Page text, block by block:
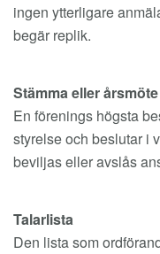
ingen ytterligare
begär replik.
Stämma eller årsmöte
En förenings högsta
styrelse och beslutar i
beviljas eller avslås
Talarlista
Den lista som